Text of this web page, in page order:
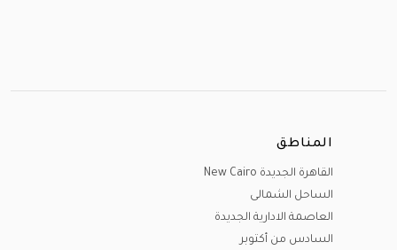
المناطق
القاهرة الجديدة New Cairo
الساحل الشمالى
العاصمة الادارية الجديدة
السادس من أكتوبر